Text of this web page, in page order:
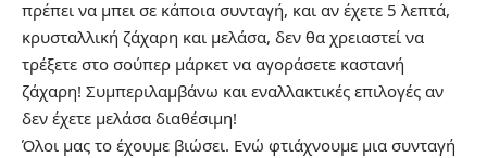
πρέπει να μπει σε κάποια συνταγή, και αν έχετε 5 λεπτά,
κρυσταλλική ζάχαρη και μελάσα, δεν θα χρειαστεί να
τρέξετε στο σούπερ μάρκετ να αγοράσετε καστανή
ζάχαρη! Συμπεριλαμβάνω και εναλλακτικές επιλογές αν
δεν έχετε μελάσα διαθέσιμη!
Όλοι μας το έχουμε βιώσει. Ενώ φτιάχνουμε μια συνταγή